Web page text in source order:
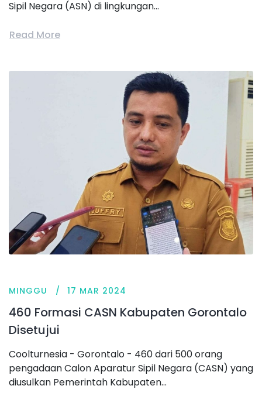
Sipil Negara (ASN) di lingkungan...
Read More
MINGGU 17 MAR 2024
460 Formasi CASN Kabupaten Gorontalo
Disetujui
Coolturnesia - Gorontalo - 460 dari 500 orang
pengadaan Calon Aparatur Sipil Negara (CASN) yang
diusulkan Pemerintah Kabupaten...